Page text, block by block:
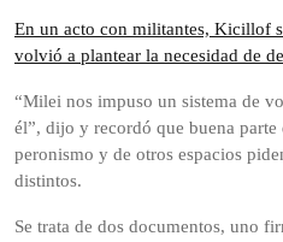
En un acto con militantes, Kicillof
volvió a plantear la necesidad de
“Milei nos impuso un sistema de
él”, dijo y recordó que buena parte
peronismo y de otros espacios
distintos.
Se trata de dos documentos, uno